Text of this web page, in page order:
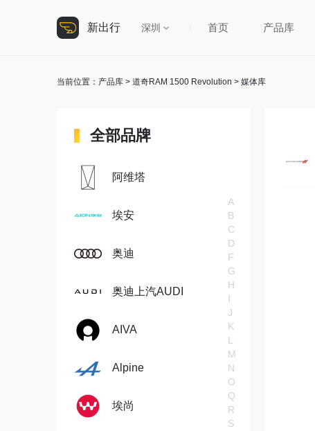
新出行 深圳 首页 产品库
当前位置： 产品库 > 道奇RAM 1500 Revolution > 媒体库
全部品牌
A
B
C
D
F
G
H
I
J
K
L
M
N
O
Q
R
S
阿维塔
埃安
奥迪
奥迪上汽AUDI
AIVA
Alpine
埃尚